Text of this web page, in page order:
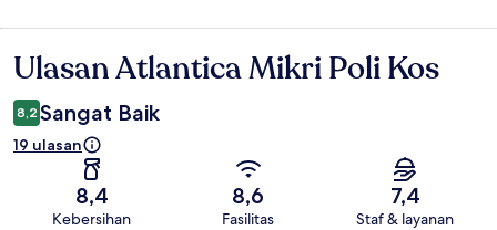
Ulasan
Ulasan Atlantica Mikri Poli Kos
8,2 Sangat Baik
19 ulasan
8,4
Kebersihan
8,6
Fasilitas
7,4
Staf & layanan